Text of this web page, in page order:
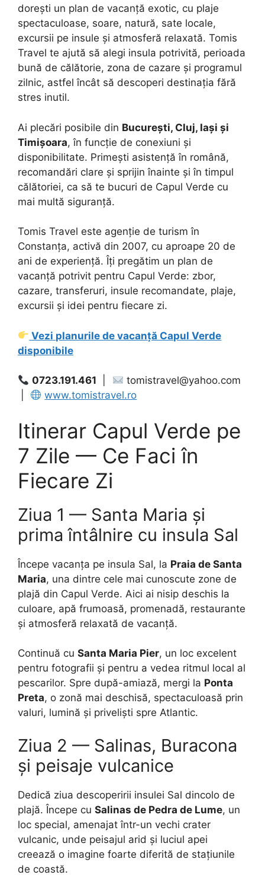
dorești un plan de vacanță exotic, cu plaje
spectaculoase, soare, natură, sate locale,
excursii pe insule și atmosferă relaxată. Tomis
Travel te ajută să alegi insula potrivită, perioada
bună de călătorie, zona de cazare și programul
zilnic, astfel încât să descoperi destinația fără
stres inutil.
Ai plecări posibile din București, Cluj, Iași și
Timișoara, în funcție de conexiuni și
disponibilitate. Primești asistență în română,
recomandări clare și sprijin înainte și în timpul
călătoriei, ca să te bucuri de Capul Verde cu
mai multă siguranță.
Tomis Travel este agenție de turism în
Constanța, activă din 2007, cu aproape 20 de
ani de experiență. Îți pregătim un plan de
vacanță potrivit pentru Capul Verde: zbor,
cazare, transferuri, insule recomandate, plaje,
excursii și idei pentru fiecare zi.
Vezi planurile de vacanță Capul Verde
disponibile
0723.191.461
tomistravel@yahoo.com
www.tomistravel.ro
Itinerar Capul Verde pe
7 Zile — Ce Faci în
Fiecare Zi
Ziua 1 — Santa Maria și
prima întâlnire cu insula Sal
Începe vacanța pe insula Sal, la Praia de Santa
Maria, una dintre cele mai cunoscute zone de
plajă din Capul Verde. Aici ai nisip deschis la
culoare, apă frumoasă, promenadă, restaurante
și atmosferă relaxată de vacanță.
Continuă cu Santa Maria Pier, un loc excelent
pentru fotografii și pentru a vedea ritmul local al
pescarilor. Spre după-amiază, mergi la Ponta
Preta, o zonă mai deschisă, spectaculoasă prin
valuri, lumină și priveliști spre Atlantic.
Ziua 2 — Salinas, Buracona
și peisaje vulcanice
Dedică ziua descoperirii insulei Sal dincolo de
plajă. Începe cu Salinas de Pedra de Lume, un
loc special, amenajat într-un vechi crater
vulcanic, unde peisajul arid și luciul apei
creează o imagine foarte diferită de stațiunile
de coastă.